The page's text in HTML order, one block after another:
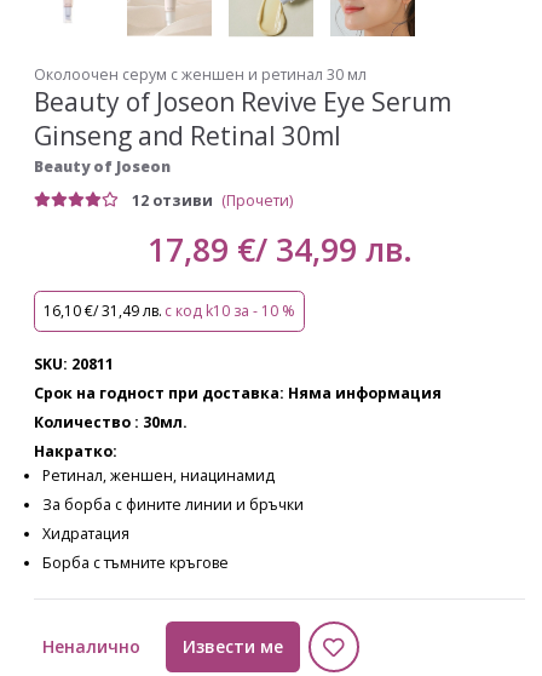
Околоочен серум с женшен и ретинал 30 мл
Beauty of Joseon Revive Eye Serum
Ginseng and Retinal 30ml
Beauty of Joseon
12 отзиви (Прочети)
17,89 €/ 34,99 лв.
16,10 €/ 31,49 лв. с код k10 за - 10 %
SKU: 20811
Срок на годност при доставка: Няма информация
Количество : 30мл.
Накратко:
Ретинал, женшен, ниацинамид
За борба с фините линии и бръчки
Хидратация
Борба с тъмните кръгове
Неналично Извести ме